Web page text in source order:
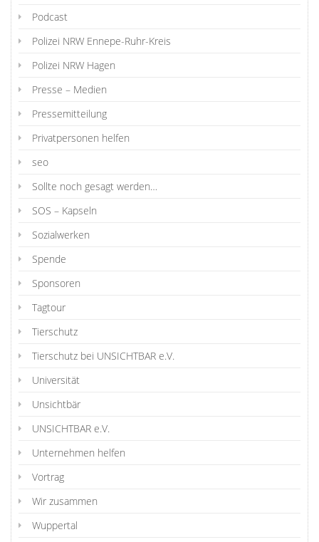
Podcast
Polizei NRW Ennepe-Ruhr-Kreis
Polizei NRW Hagen
Presse – Medien
Pressemitteilung
Privatpersonen helfen
seo
Sollte noch gesagt werden…
SOS – Kapseln
Sozialwerken
Spende
Sponsoren
Tagtour
Tierschutz
Tierschutz bei UNSICHTBAR e.V.
Universität
Unsichtbär
UNSICHTBAR e.V.
Unternehmen helfen
Vortrag
Wir zusammen
Wuppertal